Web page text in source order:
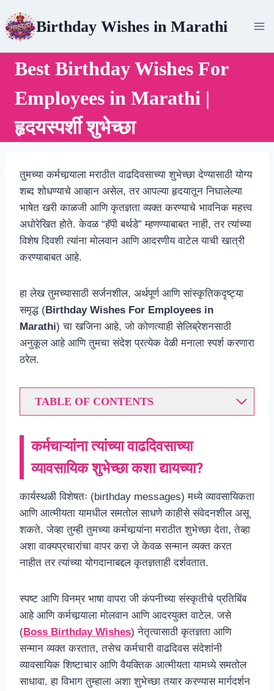
to
content
Birthday Wishes in Marathi
Best Birthday Wishes For
Employees in Marathi |
हृदयस्पर्शी शुभेच्छा
तुमच्या कर्मचार्‍याला मराठीत वाढदिवसाच्या शुभेच्छा देण्यासाठी योग्य
शब्द शोधण्याचे आव्हान असेल, तर आपल्या हृदयातून निघालेल्या
भाषेत खरी काळजी आणि कृतज्ञता व्यक्त करण्याचे भावनिक महत्त्व
अधोरेखित होते. केवळ “हॅपी बर्थडे” म्हणण्याबाबत नाही, तर त्यांच्या
विशेष दिवशी त्यांना मोलवान आणि आदरणीय वाटेल याची खात्री
करण्याबाबत आहे.
हा लेख तुमच्यासाठी सर्जनशील, अर्थपूर्ण आणि सांस्कृतिकदृष्ट्या
समृद्ध (Birthday Wishes For Employees in
Marathi) चा खजिना आहे, जो कोणत्याही सेलिब्रेशनसाठी
अनुकूल आहे आणि तुमचा संदेश प्रत्येक वेळी मनाला स्पर्श करणारा
ठरेल.
TABLE OF CONTENTS
कर्मचाऱ्यांना त्यांच्या वाढदिवसाच्या
व्यावसायिक शुभेच्छा कशा द्यायच्या?
कार्यस्थळी विशेषतः (birthday messages) मध्ये व्यावसायिकता
आणि आत्मीयता यामधील समतोल साधणे काहीसे संवेदनशील असू
शकते. जेव्हा तुम्ही तुमच्या कर्मचार्‍यांना मराठीत शुभेच्छा देता, तेव्हा
अशा वाक्यप्रचारांचा वापर करा जे केवळ सन्मान व्यक्त करत
नाहीत तर त्यांच्या योगदानाबद्दल कृतज्ञताही दर्शवतात.
स्पष्ट आणि विनम्र भाषा वापरा जी कंपनीच्या संस्कृतीचे प्रतिबिंब
आहे आणि कर्मचार्‍याला मोलवान आणि आदरयुक्त वाटेल. जसे
(Boss Birthday Wishes) नेतृत्वासाठी कृतज्ञता आणि
सन्मान व्यक्त करतात, तसेच कर्मचारी वाढदिवस संदेशांनी
व्यावसायिक शिष्टाचार आणि वैयक्तिक आत्मीयता यामध्ये समतोल
साधावा. हा विभाग तुम्हाला अशा शुभेच्छा तयार करण्यास मार्गदर्शन